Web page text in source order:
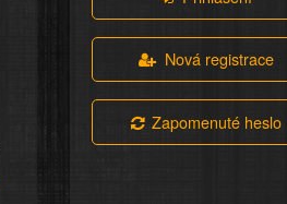
Nová registrace
Zapomenuté heslo